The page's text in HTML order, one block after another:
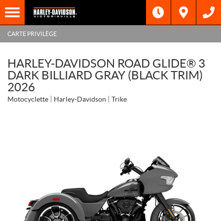
CARTE PRIVILÈGE
HARLEY-DAVIDSON ROAD GLIDE® 3
DARK BILLIARD GRAY (BLACK TRIM)
2026
Motocyclette Harley-Davidson Trike